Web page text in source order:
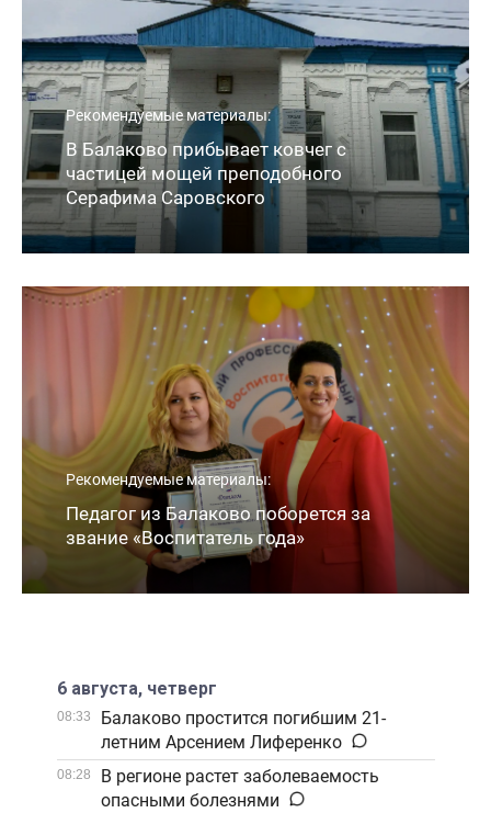
Рекомендуемые материалы:
В Балаково прибывает ковчег с
частицей мощей преподобного
Серафима Саровского
Рекомендуемые материалы:
Педагог из Балаково поборется за
звание «Воспитатель года»
6 августа, четверг
08:33
Балаково простится погибшим 21-
летним Арсением Лиференко
08:28
В регионе растет заболеваемость
опасными болезнями